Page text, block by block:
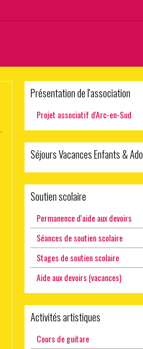
Présentation de l'association
Projet associatif d'Arc-en-Sud
Séjours Vacances Enfants & Ado
Soutien scolaire
Permanence d'aide aux devoirs
Séances de soutien scolaire
Stages de soutien scolaire
Aide aux devoirs (vacances)
Activités artistiques
Cours de guitare